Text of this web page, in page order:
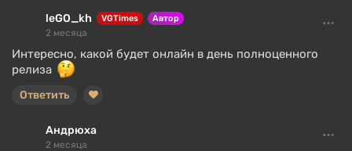
leGO_kh VGTimes Автор
2 месяца
Интересно, какой будет онлайн в день полноценного
релиза
Ответить
Андрюха
2 месяца